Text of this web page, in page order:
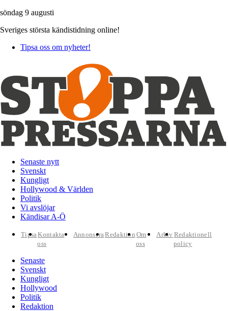
söndag 9 augusti
Sveriges största kändistidning online!
Tipsa oss om nyheter!
Senaste nytt
Svenskt
Kungligt
Hollywood & Världen
Politik
Vi avslöjar
Kändisar A-Ö
TipsaKontakta
oss
AnnonseraRedaktion Om
oss
Arkiv Redaktionell
policy
Senaste
Svenskt
Kungligt
Hollywood
Politik
Redaktion